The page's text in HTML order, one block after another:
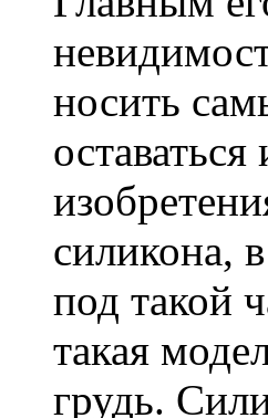
носить
силикона,
под такой
такая
грудь.